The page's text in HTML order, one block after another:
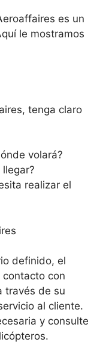
es un
le mostramos
tenga claro
volará?
realizar el
definido, el
contacto con
través de su
al cliente.
y consulte